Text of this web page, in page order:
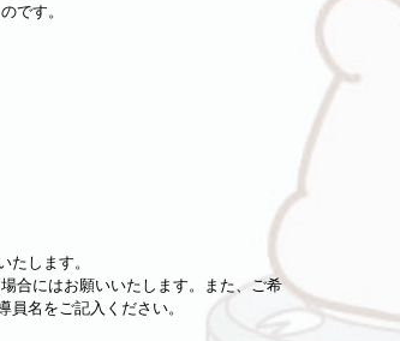
です。
します。
合にはお願いいたします。また、ご希
名をご記入ください。